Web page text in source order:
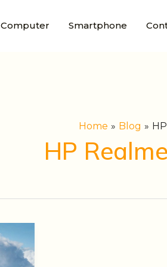
Computer Smartphone
Home Blog
HP